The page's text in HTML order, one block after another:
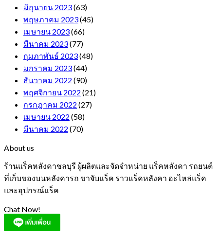
มิถุนายน 2023(63)
พฤษภาคม 2023(45)
เมษายน 2023(66)
มีนาคม 2023(77)
กุมภาพันธ์ 2023(48)
มกราคม 2023(44)
ธันวาคม 2022 (90)
พฤศจิกายน 2022 (21)
กรกฎาคม 2022 (27)
เมษายน 2022 (58)
มีนาคม 2022 (70)
About us
ร้านแร็คหลังคาชลบุรี ผู้ผลิตและจัดจำหน่าย แร็คหลังคา รถยนต์
ที่เก็บของบนหลังคารถ ขาจับแร็ค ราวแร็คหลังคา อะไหล่แร็ค
และอุปกรณ์แร็ค
Chat Now!